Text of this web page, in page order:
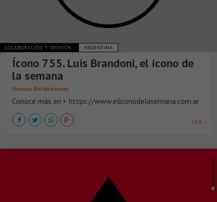
COLABORACIÓN Y OPINIÓN ARGENTINA
Ícono 755. Luis Brandoni, el ícono de
la semana
Hernán Berdichevsky
Conocé más en > https://www.eliconodelasemana.com.ar
VER +